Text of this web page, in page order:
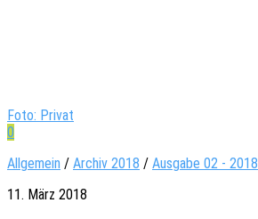
Foto: Privat
0
Allgemein / Archiv 2018 / Ausgabe 02 - 2018
11. März 2018